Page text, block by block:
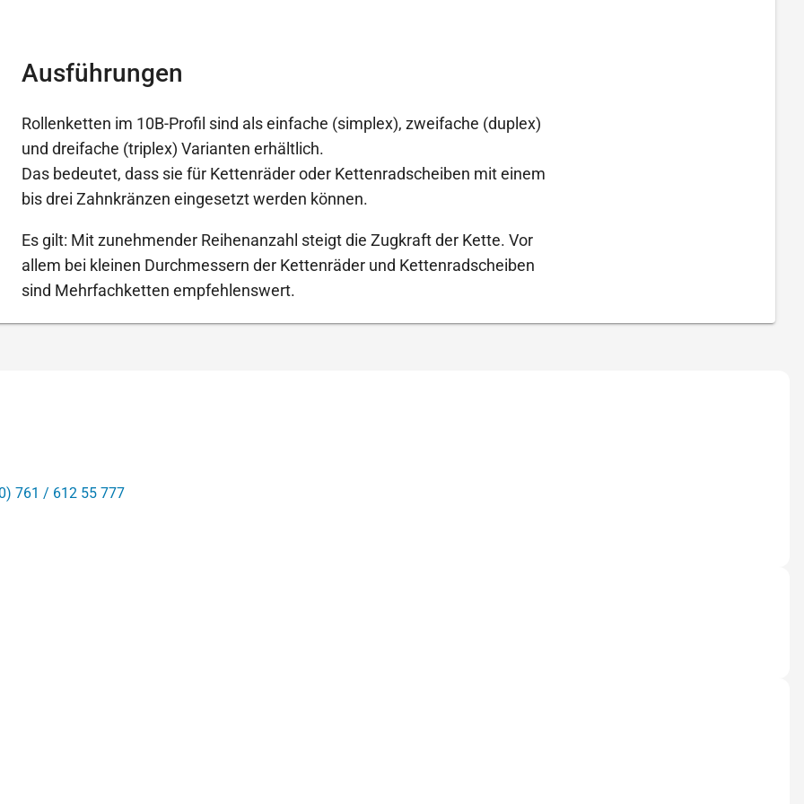
Ausführungen
Rollenketten im 10B-Profil sind als einfache (simplex), zweifache (duplex)
und dreifache (triplex) Varianten erhältlich.
Das bedeutet, dass sie für Kettenräder oder Kettenradscheiben mit einem
bis drei Zahnkränzen eingesetzt werden können.
Es gilt: Mit zunehmender Reihenanzahl steigt die Zugkraft der Kette. Vor
allem bei kleinen Durchmessern der Kettenräder und Kettenradscheiben
sind Mehrfachketten empfehlenswert.
761 / 612 55 777